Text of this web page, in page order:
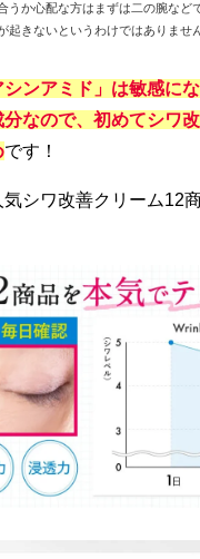
うか心配な方はまずは二の腕な
起きないというわけではありませ
シンアミド」は敏感に
分なので、初めてシワ
です！
シワ改善クリーム12